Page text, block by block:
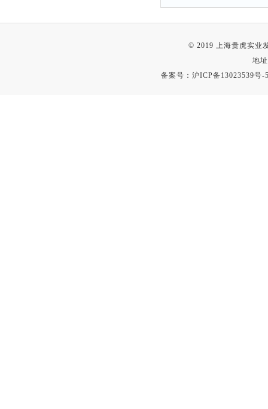
© 2019 上海贵虎实业
地
备案号：沪ICP备13023539号-